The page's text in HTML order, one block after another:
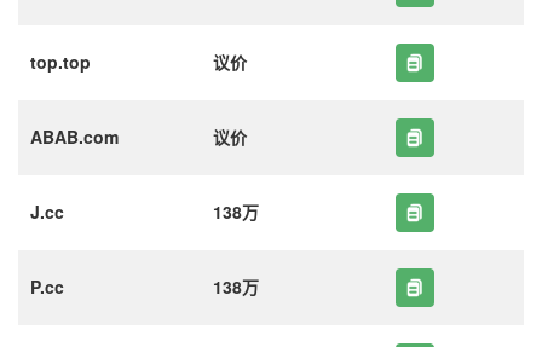
top.top 议价
ABAB.com 议价
J.cc 138万
P.cc 138万